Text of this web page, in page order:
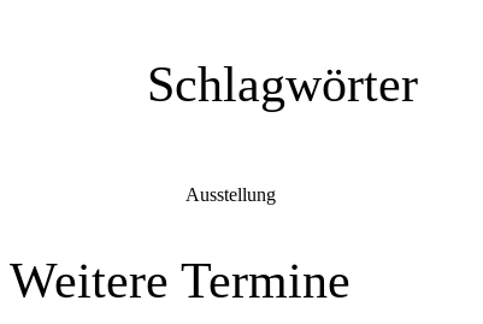
E-Mail-Adresse info@hmkv.de
Hartware MedienKunstVerein
44137 Dortmund
Schlagwörter
Ausstellung
Weitere Termine